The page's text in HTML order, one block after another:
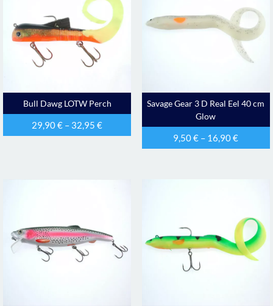
Bull Dawg LOTW Perch
29,90€ – 32,95€
Savage Gear 3 D Real Eel 40 cm
Glow
9,50€ – 16,90€